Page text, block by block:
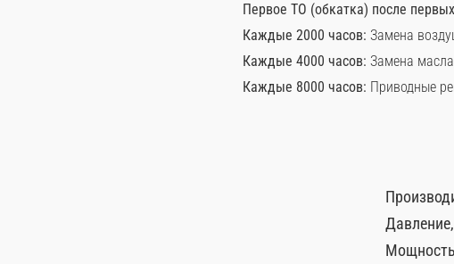
Первое ТО (обкатка) после
Каждые 2000 часов: Замена
Каждые 4000 часов: Замена
Каждые 8000 часов: Приводные